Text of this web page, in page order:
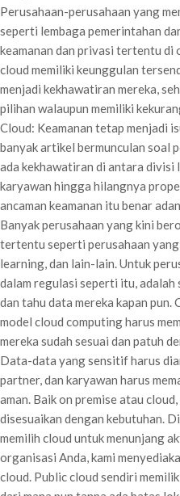
Perusahaan-perusahaan yang
seperti lembaga pemerintahan
keamanan dan privasi tertentu di
cloud memiliki keunggulan
menjadi kekhawatiran mereka,
pilihan walaupun memiliki
Cloud: Keamanan tetap menjadi
banyak artikel bermunculan soal
ada kekhawatiran di antara
karyawan hingga hilangnya
ancaman keamanan itu benar
Banyak perusahaan yang kini
tertentu seperti perusahaan
learning, dan lain-lain. Untuk
dalam regulasi seperti itu,
dan tahu data mereka kapan pun.
model cloud computing harus
mereka sudah sesuai dan patuh
Data-data yang sensitif harus
partner, dan karyawan harus
aman. Baik on premise atau
disesuaikan dengan kebutuhan.
memilih cloud untuk menunjang
organisasi Anda, kami
cloud. Public cloud sendiri